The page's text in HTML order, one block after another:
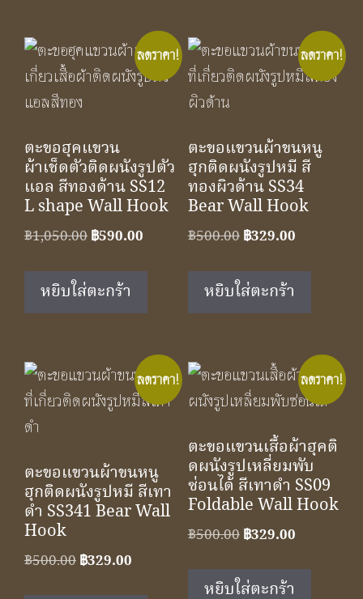
ลดราคา!
ตะขอฮุคแขวน
ผ้าเช็ดตัวติดผนังรูปตัว
แอล สีทองด้าน SS12
L shape Wall Hook
฿1,050.00Original
was:
฿1,050.00.
฿590.00 Current
หยิบใส่ตะกร้า
ลดราคา!
ตะขอแขวนผ้าขนหนู
ฮุกติดผนังรูปหมี สี
ทองผิวด้าน SS34
Bear Wall Hook
฿500.00 Original
was:
฿500.00.
฿329.00Current
หยิบใส่ตะกร้า
ลดราคา!
ตะขอแขวนผ้าขนหนู
ฮุกติดผนังรูปหมี สีเทา
ดำ SS341 Bear Wall
Hook
฿500.00Original
฿329.00
ลดราคา!
ตะขอแขวนเสื้อผ้าฮุคติ
ดผนังรูปเหลี่ยมพับ
ซ่อนได้ สีเทาดำ SS09
Foldable Wall Hook
฿500.00 Original
was:
฿329.00Current
หยิบใส่ตะกร้า